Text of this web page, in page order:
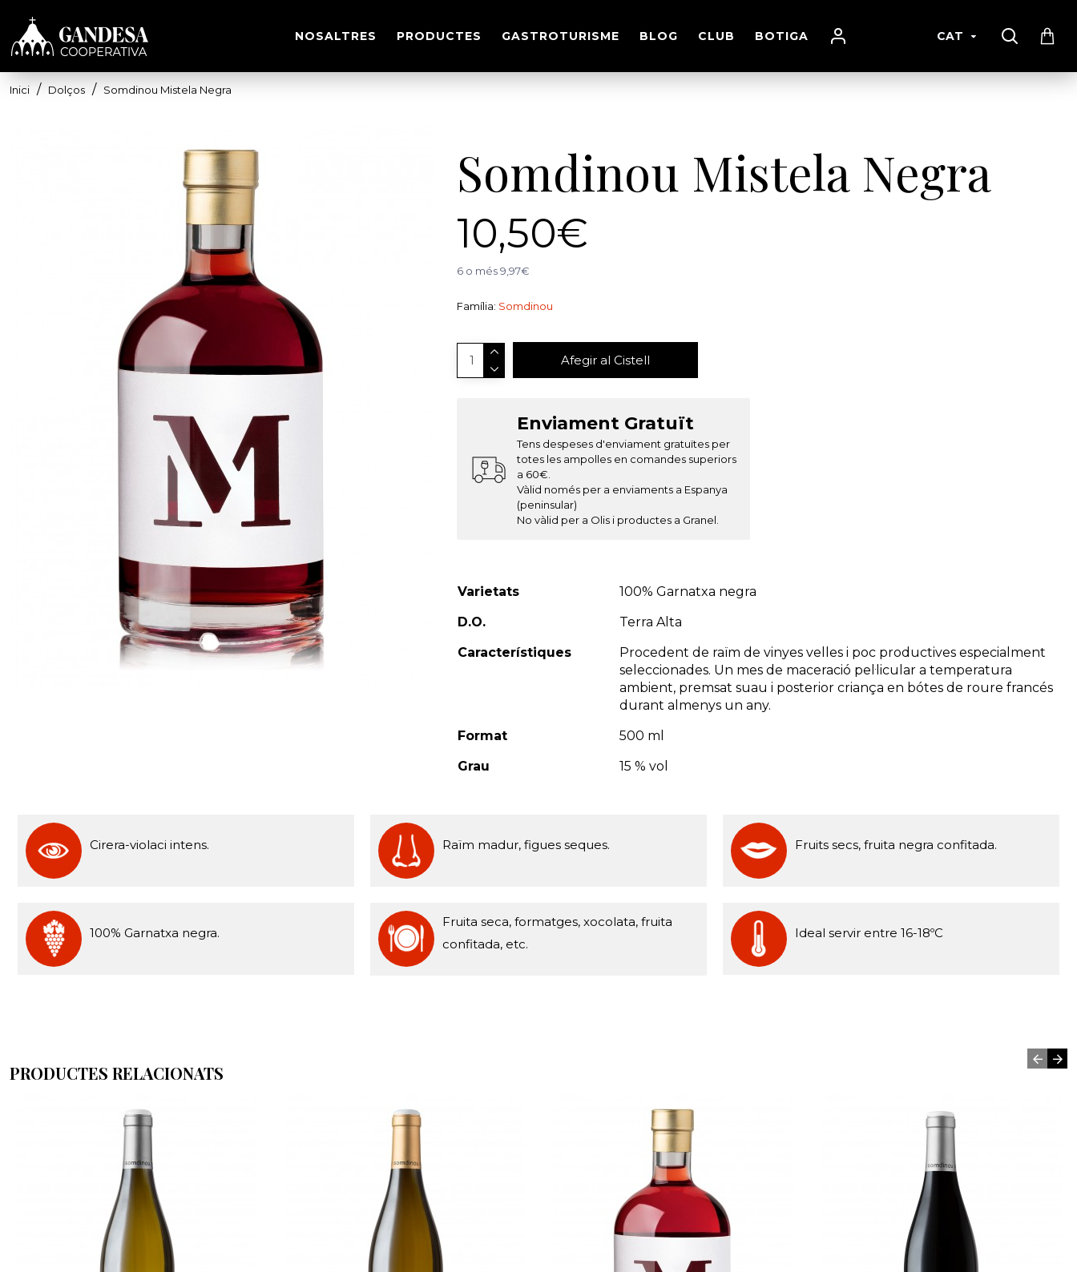
NOSALTRES PRODUCTES GASTROTURISME BLOG CLUB BOTIGA CAT
Inici Dolços Somdinou Mistela Negra
Somdinou Mistela Negra
Família: Somdinou
10,50€
6 o més 9,97€
Afegir al Cistell
Enviament Gratuït
Tens despeses d'enviament gratuïtes per
totes les ampolles en comandes superiors
a 60€.
Vàlid només per a enviaments a Espanya
(peninsular)
No vàlid per a Olis i productes a Granel.
Varietats
100% Garnatxa negra
D.O.
Terra Alta
Característiques
Procedent de raïm de vinyes velles i poc productives especialment
seleccionades. Un mes de maceració pel·licular a temperatura
ambient, premsat suau i posterior criança en bótes de roure francés
durant almenys un any.
Format
500 ml
Grau
15 % vol
PRODUCTES RELACIONATS
Cirera-violaci intens. Raïm madur, figues seques. Fruits secs, fruita negra confitada.
100% Garnatxa negra.
Fruita seca, formatges, xocolata, fruita
confitada, etc.
Ideal servir entre 16-18ºC